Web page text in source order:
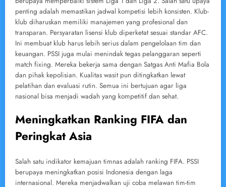
penting adalah memastikan jadwal kompetisi lebih konsisten. Klub-
klub diharuskan memiliki manajemen yang profesional dan
transparan. Persyaratan lisensi klub diperketat sesuai standar AFC.
Ini membuat klub harus lebih serius dalam pengelolaan tim dan
keuangan. PSSI juga mulai menindak tegas pelanggaran seperti
match fixing. Mereka bekerja sama dengan Satgas Anti Mafia Bola
dan pihak kepolisian. Kualitas wasit pun ditingkatkan lewat
pelatihan dan evaluasi rutin. Semua ini bertujuan agar liga
nasional bisa menjadi wadah yang kompetitif dan sehat.
Meningkatkan Ranking FIFA dan
Peringkat Asia
Salah satu indikator kemajuan timnas adalah ranking FIFA. PSSI
berupaya meningkatkan posisi Indonesia dengan laga
internasional. Mereka menjadwalkan uji coba melawan tim-tim